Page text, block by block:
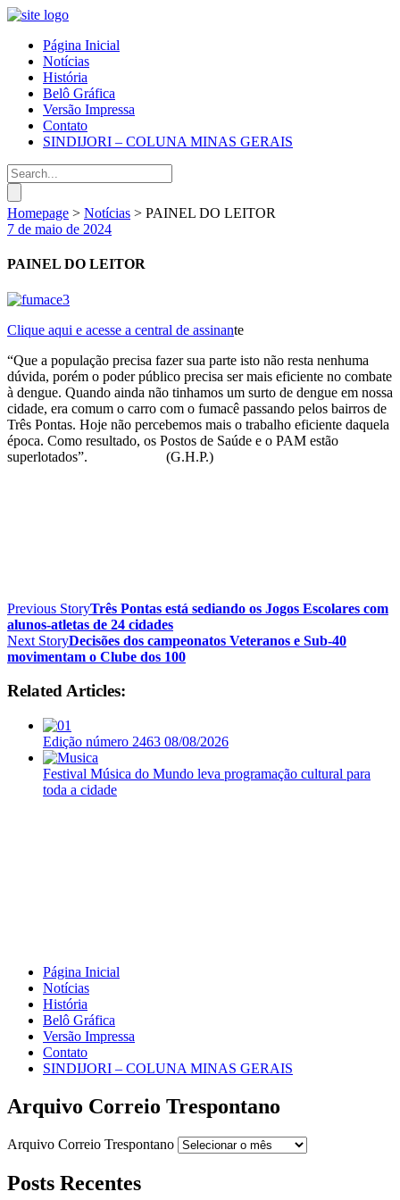
Página Inicial
Notícias
História
Belô Gráfica
Versão Impressa
Contato
SINDIJORI – COLUNA MINAS GERAIS
Homepage > Notícias > PAINEL DO LEITOR
7 de maio de 2024
PAINEL DO LEITOR
Clique aqui e acesse a central de assinante
“Que a população precisa fazer sua parte isto não resta nenhuma
dúvida, porém o poder público precisa ser mais eficiente no combate
à dengue. Quando ainda não tinhamos um surto de dengue em nossa
cidade, era comum o carro com o fumacê passando pelos bairros de
Três Pontas. Hoje não percebemos mais o trabalho eficiente daquela
época. Como resultado, os Postos de Saúde e o PAM estão
superlotados”. (G.H.P.)
Previous StoryTrês Pontas está sediando os Jogos Escolares com
alunos-atletas de 24 cidades
Next StoryDecisões dos campeonatos Veteranos e Sub-40
movimentam o Clube dos 100
Related Articles:
Edição número 2463 08/08/2026
Festival Música do Mundo leva programação cultural para
toda a cidade
Página Inicial
Notícias
História
Belô Gráfica
Versão Impressa
Contato
SINDIJORI – COLUNA MINAS GERAIS
Arquivo Correio Trespontano
Arquivo Correio Trespontano
Posts Recentes